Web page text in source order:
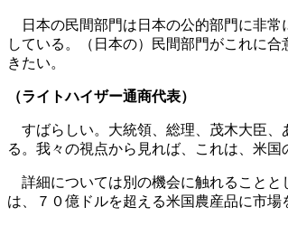
日本の民間部門は日本の公的部門に非常
している。（日本の）民間部門がこれに
きたい。
（ライトハイザー通商代表）
すばらしい。大統領、総理、茂木大臣、
る。我々の視点から見れば、これは、米
詳細については別の機会に触れることと
は、７０億ドルを超える米国農産品に市場